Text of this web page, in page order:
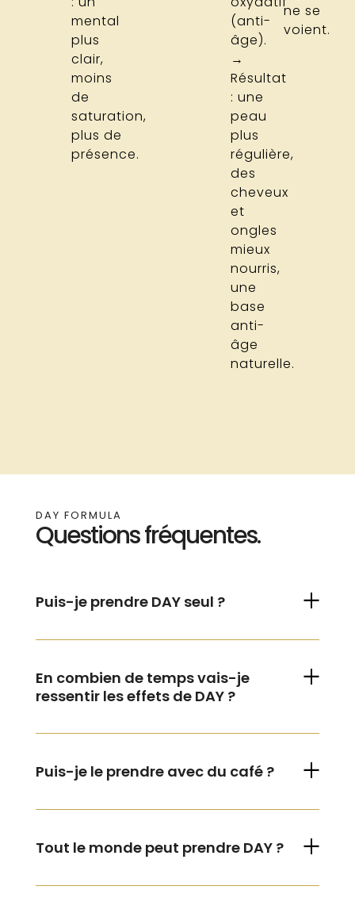
mental
plus
clair,
moins
de
saturation,
plus de
présence.
(anti-
âge).
→
Résultat
: une
peau
plus
régulière,
des
cheveux
et
ongles
mieux
nourris,
une
base
anti-
âge
naturelle.
ne se
voient.
DAY FORMULA
Questions fréquentes.
Puis-je prendre DAY seul ?
En combien de temps vais-je
ressentir les effets de DAY ?
Puis-je le prendre avec du café ?
Tout le monde peut prendre DAY ?